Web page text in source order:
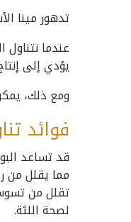
تدهور مينا
عندما نتناول
يؤدي إلى
ومع ذلك،
فوائد
قد تساعد
مما يقلل من
تقلل من
لصحة اللثة.